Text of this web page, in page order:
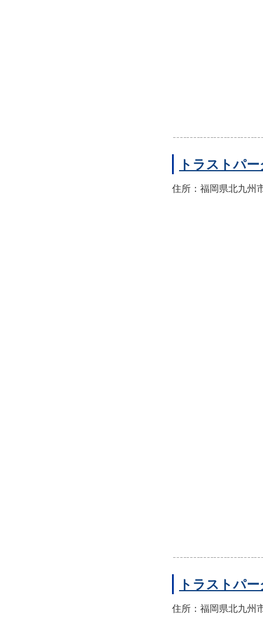
トラストパ
住所：福岡県北九州
トラストパ
住所：福岡県北九州